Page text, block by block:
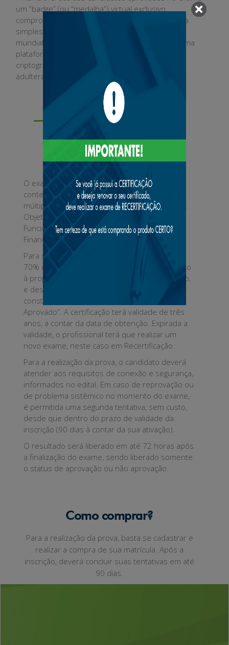
um “badge” (ou “medalha”) virtual exclusivo,
comprovando a sua certificação PCA-10 de forma
simples e segura. Ele utiliza uma tecnologia
mundialmente reconhecida, o blockchain (a mesma
plataforma que opera bitcoins). Além disso, é
criptografado e totalmente seguro contra
adulteração. Confira no vídeo ao lado.
Como funciona?
O exame da certificação é realizado on-line. O
conteúdo é composto por 50 questões de
múltipla escolha, divididos em quatro módulos:
Objetivos do Consórcio e Legislação,
Funcionamento e Processos, Cálculos
Financeiros e Ética e Melhores Práticas.
Para ser aprovado, o candidato precisa obter
70% de acertos no cômputo geral, obedecendo
à proporcionalidade e ao peso de cada módulo,
e desde que nenhum deles seja zerado,
constará apenas o status “Aprovado” ou “Não
Aprovado”. A certificação terá validade de três
anos, a contar da data de obtenção. Expirada a
validade, o profissional terá que realizar um
novo exame, neste caso em Recertificação.
Para a realização da prova, o candidato deverá
atender aos requisitos de conexão e segurança,
informados no edital. Em caso de reprovação ou
de problema sistêmico no momento do exame,
é permitida uma segunda tentativa, sem custo,
desde que dentro do prazo de validade da
inscrição (90 dias à contar da sua ativação).
O resultado será liberado em até 72 horas após
a finalização do exame, sendo liberado somente
o status de aprovação ou não aprovação.
Como comprar?
Para a realização da prova, basta se cadastrar e
realizar a compra de sua matrícula. Após a
inscrição, deverá concluir suas tentativas em até
90 dias.